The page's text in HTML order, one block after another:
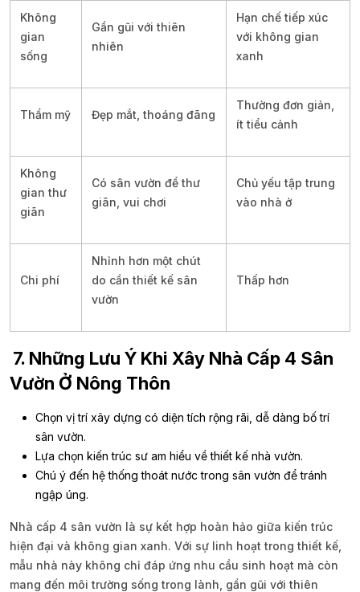
Không
gian
sống
Gần gũi với thiên
nhiên
Hạn chế tiếp xúc
với không gian
xanh
Thẩm mỹ Đẹp mắt, thoáng đãng
Thường đơn giản,
ít tiểu cảnh
Không
gian thư
giãn
Có sân vườn để thư
giãn, vui chơi
Chủ yếu tập trung
vào nhà ở
Chi phí
Nhỉnh hơn một chút
do cần thiết kế sân
vườn
Thấp hơn
7. Những Lưu Ý Khi Xây Nhà Cấp 4 Sân
Vườn Ở Nông Thôn
Chọn vị trí xây dựng có diện tích rộng rãi, dễ dàng bố trí
sân vườn.
Lựa chọn kiến trúc sư am hiểu về thiết kế nhà vườn.
Chú ý đến hệ thống thoát nước trong sân vườn để tránh
ngập úng.
Nhà cấp 4 sân vườn là sự kết hợp hoàn hảo giữa kiến trúc
hiện đại và không gian xanh. Với sự linh hoạt trong thiết kế,
mẫu nhà này không chỉ đáp ứng nhu cầu sinh hoạt mà còn
mang đến môi trường sống trong lành, gần gũi với thiên